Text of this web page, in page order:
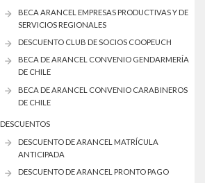
BECA ARANCEL EMPRESAS PRODUCTIVAS Y DE
SERVICIOS REGIONALES
DESCUENTO CLUB DE SOCIOS COOPEUCH
BECA DE ARANCEL CONVENIO GENDARMERÍA
DE CHILE
BECA DE ARANCEL CONVENIO CARABINEROS
DE CHILE
DESCUENTOS
DESCUENTO DE ARANCEL MATRÍCULA
ANTICIPADA
DESCUENTO DE ARANCEL PRONTO PAGO